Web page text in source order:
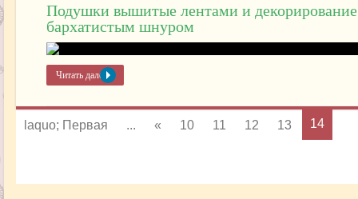
Подушки вышитые лентами и декорирование
бархатистым шнуром
Читать далее »
laquo; Первая ... « 10 11 12 13 14